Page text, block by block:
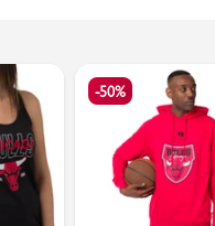
-50%